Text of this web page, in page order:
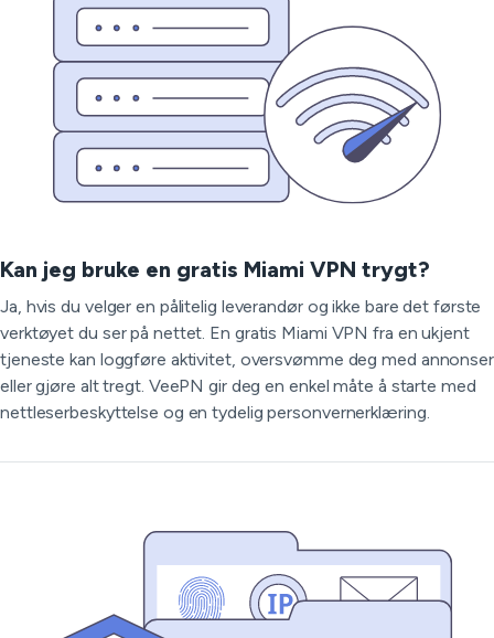
Kan jeg bruke en gratis Miami VPN trygt?
Ja, hvis du velger en pålitelig leverandør og ikke bare det første
verktøyet du ser på nettet. En gratis Miami VPN fra en ukjent
tjeneste kan loggføre aktivitet, oversvømme deg med annonser
eller gjøre alt tregt. VeePN gir deg en enkel måte å starte med
nettleserbeskyttelse og en tydelig personvernerklæring.